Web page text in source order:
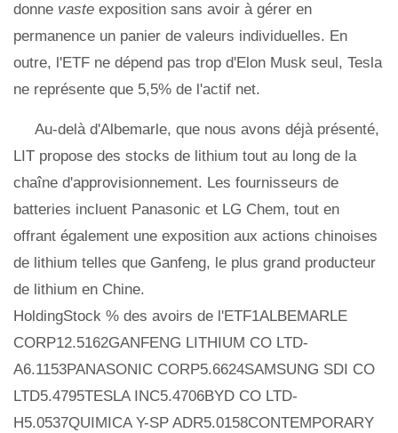
donne vaste exposition sans avoir à gérer en
permanence un panier de valeurs individuelles. En
outre, l'ETF ne dépend pas trop d'Elon Musk seul, Tesla
ne représente que 5,5% de l'actif net.
Au-delà d'Albemarle, que nous avons déjà présenté,
LIT propose des stocks de lithium tout au long de la
chaîne d'approvisionnement. Les fournisseurs de
batteries incluent Panasonic et LG Chem, tout en
offrant également une exposition aux actions chinoises
de lithium telles que Ganfeng, le plus grand producteur
de lithium en Chine.
HoldingStock % des avoirs de l'ETF1ALBEMARLE
CORP12.5162GANFENG LITHIUM CO LTD-
A6.1153PANASONIC CORP5.6624SAMSUNG SDI CO
LTD5.4795TESLA INC5.4706BYD CO LTD-
H5.0537QUIMICA Y-SP ADR5.0158CONTEMPORARY